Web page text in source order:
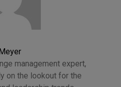
management expert,
on the lookout for the